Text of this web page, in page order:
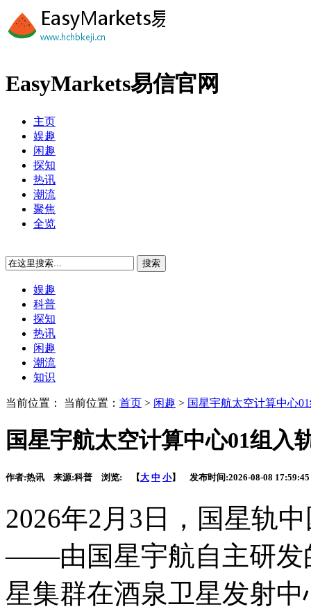
EasyMarkets易信官网
主页
娱趣
闲趣
探知
热讯
潮流
聚焦
全览
娱趣
科普
探知
热讯
闲趣
潮流
知识
当前位置： 当前位置： 首页 > 闲趣 > 国星宇航太空计算中心
国星宇航太空计算中心01组入
作者:热讯 来源:科普 浏览: 【大 中 小】 发布时间:2026-08-08 17:59:45
2026年2月3日，国星轨
——由国星宇航自主研发
星集群在酒泉卫星发射